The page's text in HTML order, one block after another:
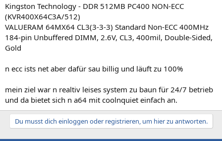
Kingston Technology - DDR 512MB PC400 NON-ECC
(KVR400X64C3A/512)
VALUERAM 64MX64 CL3(3-3-3) Standard Non-ECC 400MHz
184-pin Unbuffered DIMM, 2.6V, CL3, 400mil, Double-Sided,
Gold
n ecc ists net aber dafür sau billig und läuft zu 100%
mein ziel war n realtiv leises system zu baun für 24/7 betrieb
und da bietet sich n a64 mit coolnquiet einfach an.
Du musst dich einloggen oder registrieren, um hier zu antworten.